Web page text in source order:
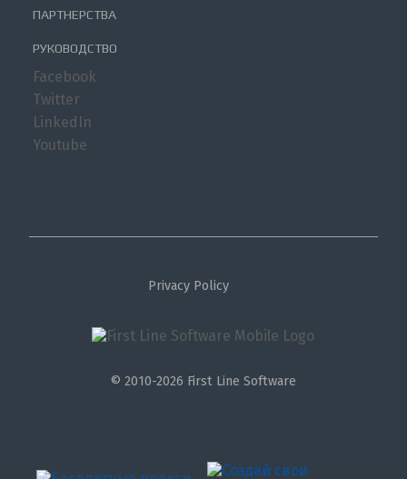
ПАРТНЕРСТВА
РУКОВОДСТВО
Facebook
Twitter
LinkedIn
Youtube
Privacy Policy
© 2010-2026 First Line Software